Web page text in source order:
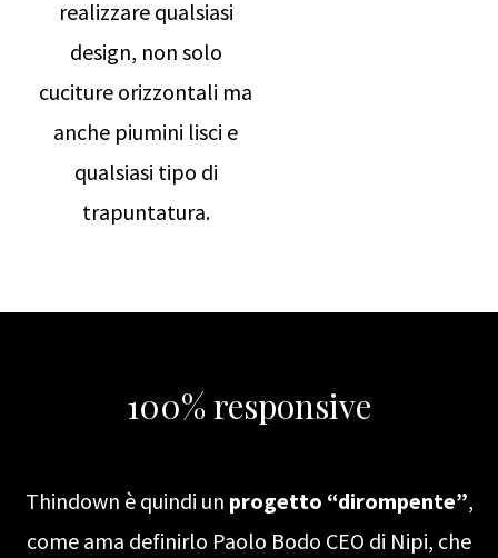
realizzare qualsiasi
design, non solo
cuciture orizzontali ma
anche piumini lisci e
qualsiasi tipo di
trapuntatura.
100% responsive
Thindown è quindi un progetto “dirompente”,
come ama definirlo Paolo Bodo CEO di Nipi, che